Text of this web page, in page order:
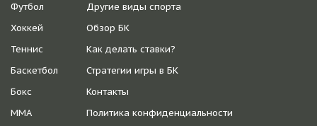
Футбол
Хоккей
Теннис
Баскетбол
Бокс
ММА
Другие виды спорта
Обзор БК
Как делать ставки?
Стратегии игры в БК
Контакты
Политика конфиденциальности